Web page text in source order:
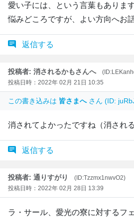
愛い子には、という言葉もありま
悩みどころですが、よい方向へお
返信する
投稿者: 消されるかもさんへ
投稿日時：2022年 02月 21日 10:35
この書き込みは 皆さまへ さん (ID:
消されてよかったですね（消され
返信する
投稿者: 通りすがり
(ID:Tzzmx1nwvO2)
投稿日時：2022年 02月 28日 13:39
ラ・サール、愛光の寮に対するフ